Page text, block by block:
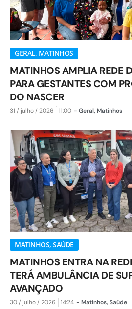
GERAL, MATINHOS
MATINHOS AMPLIA REDE
PARA GESTANTES COM
DO NASCER
31 / julho / 2026 11:00 - Geral, Matinhos
MATINHOS, SAÚDE
MATINHOS ENTRA NA
TERÁ AMBULÂNCIA DE
AVANÇADO
30 / julho / 2026 14:24 - Matinhos, Saúde